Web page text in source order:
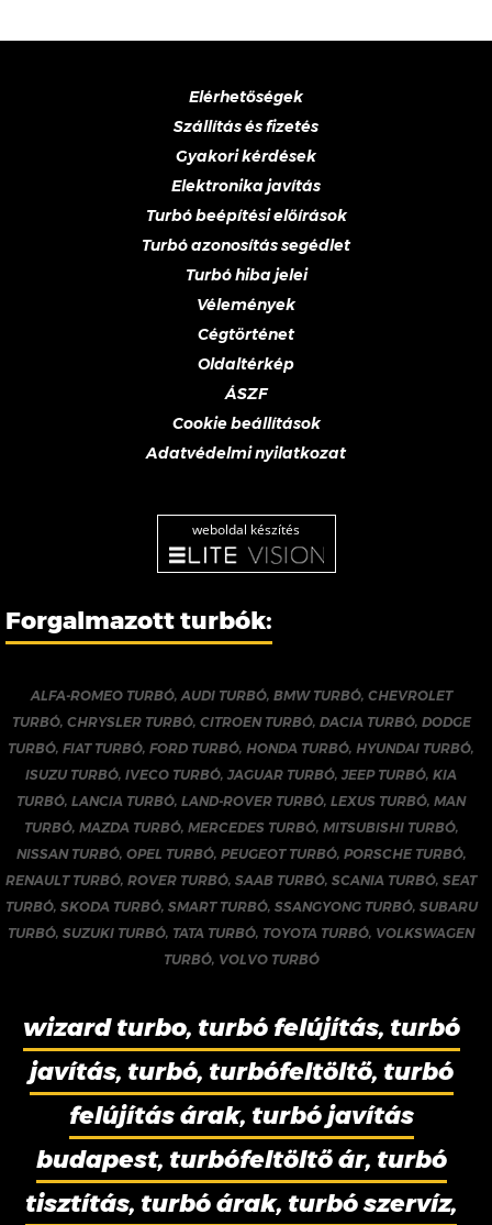
Elérhetőségek
Szállítás és fizetés
Gyakori kérdések
Elektronika javítás
Turbó beépítési előírások
Turbó azonosítás segédlet
Turbó hiba jelei
Vélemények
Cégtörténet
Oldaltérkép
ÁSZF
Cookie beállítások
Adatvédelmi nyilatkozat
weboldal készítés
Forgalmazott turbók:
ALFA-ROMEO TURBÓ,AUDI TURBÓ, BMW TURBÓ, CHEVROLET
TURBÓ, CHRYSLER TURBÓ, CITROEN TURBÓ, DACIA TURBÓ, DODGE
TURBÓ,FIAT TURBÓ,FORD TURBÓ, HONDA TURBÓ, HYUNDAI TURBÓ,
ISUZU TURBÓ,IVECO TURBÓ,JAGUAR TURBÓ,JEEP TURBÓ,KIA
TURBÓ,LANCIA TURBÓ,LAND-ROVER TURBÓ,LEXUS TURBÓ,MAN
TURBÓ, MAZDA TURBÓ, MERCEDES TURBÓ, MITSUBISHI TURBÓ,
NISSAN TURBÓ, OPEL TURBÓ, PEUGEOT TURBÓ, PORSCHE TURBÓ,
RENAULT TURBÓ,ROVER TURBÓ,SAAB TURBÓ,SCANIA TURBÓ,SEAT
TURBÓ, SKODA TURBÓ, SMART TURBÓ, SSANGYONG TURBÓ, SUBARU
TURBÓ,SUZUKI TURBÓ, TATA TURBÓ, TOYOTA TURBÓ, VOLKSWAGEN
TURBÓ, VOLVO TURBÓ
wizard turbo, turbó felújítás, turbó
javítás, turbó, turbófeltöltő, turbó
felújítás árak, turbó javítás
budapest, turbófeltöltő ár, turbó
tisztítás, turbó árak, turbó szervíz,